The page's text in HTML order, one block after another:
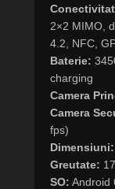
2×2 MIMO,
4.2, NFC,
Baterie:
charging
Camera
Camera
fps)
Dimensiuni:
Greutate:
SO: Android